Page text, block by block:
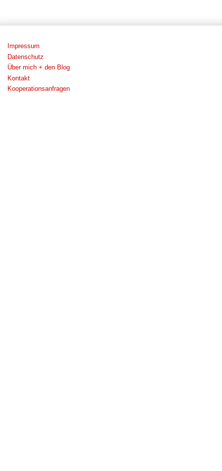
Impressum
Datenschutz
Über mich + den Blog
Kontakt
Kooperationsanfragen